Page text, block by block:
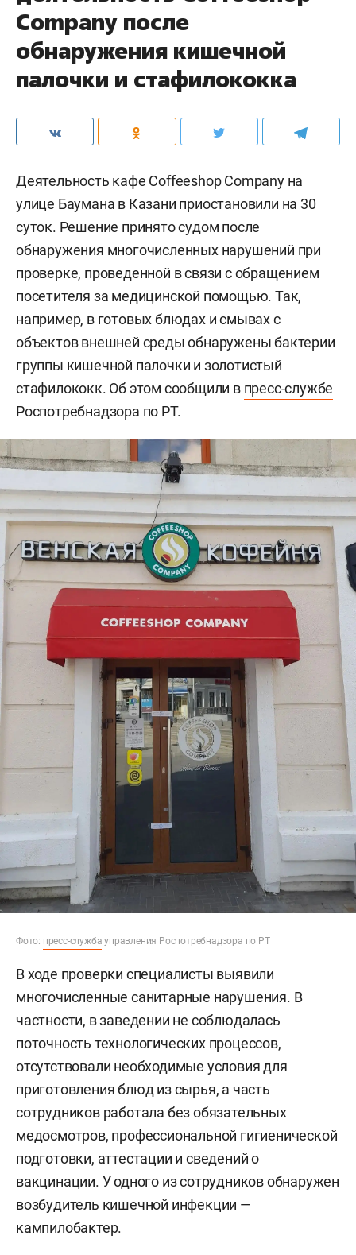
Company после
обнаружения кишечной
палочки и стафилококка
Деятельность кафе Coffeeshop Company на
улице Баумана в Казани приостановили на 30
суток. Решение принято судом после
обнаружения многочисленных нарушений при
проверке, проведенной в связи с обращением
посетителя за медицинской помощью. Так,
например, в готовых блюдах и смывах с
объектов внешней среды обнаружены бактерии
группы кишечной палочки и золотистый
стафилококк. Об этом сообщили в пресс-службе
Роспотребнадзора по РТ.
Фото: пресс-служба управления Роспотребнадзора по РТ
В ходе проверки специалисты выявили
многочисленные санитарные нарушения. В
частности, в заведении не соблюдалась
поточность технологических процессов,
отсутствовали необходимые условия для
приготовления блюд из сырья, а часть
сотрудников работала без обязательных
медосмотров, профессиональной гигиенической
подготовки, аттестации и сведений о
вакцинации. У одного из сотрудников обнаружен
возбудитель кишечной инфекции —
кампилобактер.